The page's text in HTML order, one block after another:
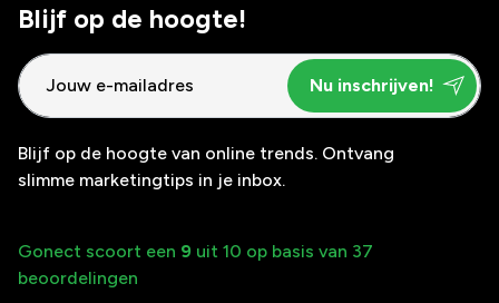
Blijf op de hoogte van online trends. Ontvang
slimme marketingtips in je inbox.
Blijf op de hoogte!
Gonect scoort een 9 uit 10 op basis van 37
beoordelingen